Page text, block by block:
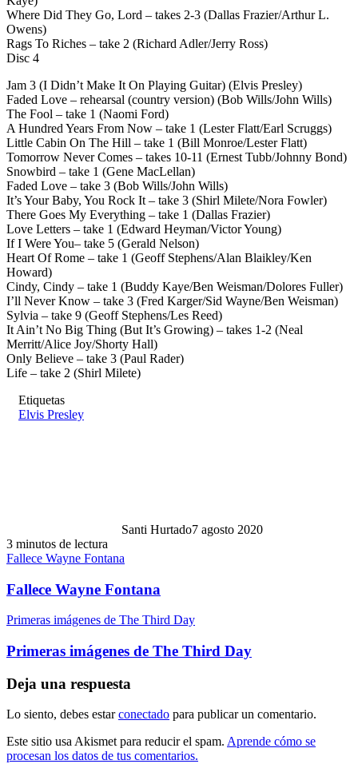
Where Did They Go, Lord – takes 2-3 (Dallas Frazier/Arthur L.
Owens)
Rags To Riches – take 2 (Richard Adler/Jerry Ross)
Disc 4
Jam 3 (I Didn’t Make It On Playing Guitar) (Elvis Presley)
Faded Love – rehearsal (country version) (Bob Wills/John Wills)
The Fool – take 1 (Naomi Ford)
A Hundred Years From Now – take 1 (Lester Flatt/Earl Scruggs)
Little Cabin On The Hill – take 1 (Bill Monroe/Lester Flatt)
Tomorrow Never Comes – takes 10-11 (Ernest Tubb/Johnny Bond)
Snowbird – take 1 (Gene MacLellan)
Faded Love – take 3 (Bob Wills/John Wills)
It’s Your Baby, You Rock It – take 3 (Shirl Milete/Nora Fowler)
There Goes My Everything – take 1 (Dallas Frazier)
Love Letters – take 1 (Edward Heyman/Victor Young)
If I Were You– take 5 (Gerald Nelson)
Heart Of Rome – take 1 (Geoff Stephens/Alan Blaikley/Ken
Howard)
Cindy, Cindy – take 1 (Buddy Kaye/Ben Weisman/Dolores Fuller)
I’ll Never Know – take 3 (Fred Karger/Sid Wayne/Ben Weisman)
Sylvia – take 9 (Geoff Stephens/Les Reed)
It Ain’t No Big Thing (But It’s Growing) – takes 1-2 (Neal
Merritt/Alice Joy/Shorty Hall)
Only Believe – take 3 (Paul Rader)
Life – take 2 (Shirl Milete)
Etiquetas
Elvis Presley
Santi Hurtado7 agosto 2020
3 minutos de lectura
Fallece Wayne Fontana
Fallece Wayne Fontana
Primeras imágenes de The Third Day
Primeras imágenes de The Third Day
Deja una respuesta
Lo siento, debes estarconectado para publicar un comentario.
Este sitio usa Akismet para reducir el spam. Aprende cómo se
procesan los datos de tus comentarios.